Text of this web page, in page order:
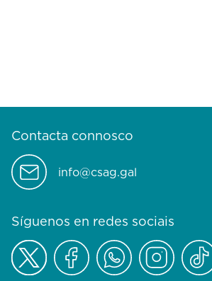
Contacta connosco
info@csag.gal
Síguenos en redes sociais